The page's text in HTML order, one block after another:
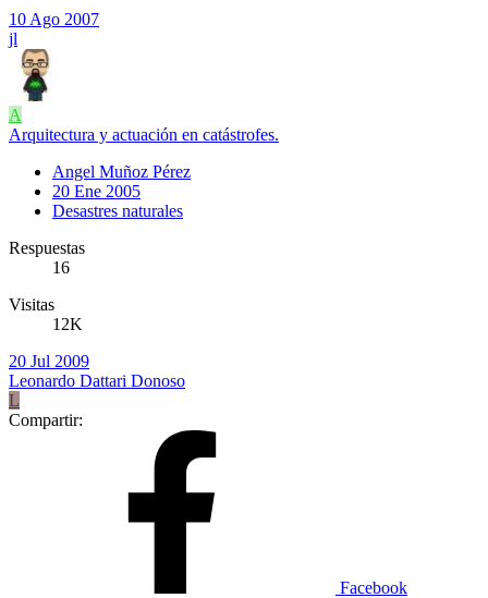
10 Ago 2007
jl
A
Arquitectura y actuación en catástrofes.
Angel Muñoz Pérez
20 Ene 2005
Desastres naturales
Respuestas
16
Visitas
12K
20 Jul 2009
Leonardo Dattari Donoso
L
Compartir:
Facebook